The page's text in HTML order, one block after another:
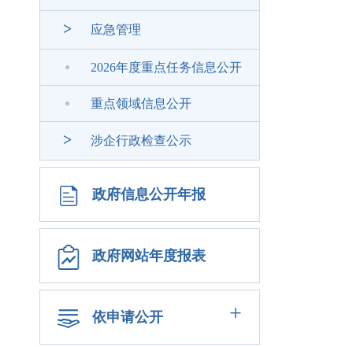
> 应急管理
2026年度重点任务信息公开
重点领域信息公开
> 涉企行政检查公示
政府信息公开年报
政府网站年度报表
依申请公开 +